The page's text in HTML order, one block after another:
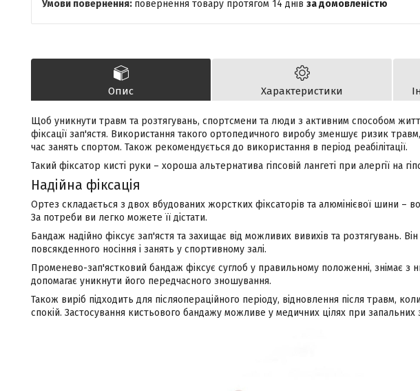
повернення товару протягом 14 днів за домовленістю
Опис Характеристики
Щоб уникнути травм та розтягувань, спортсмени та люди з активним способом
фіксації зап'ястя. Використання такого ортопедичного виробу зменшує ризик
час занять спортом. Також рекомендується до використання в період реабілітації.
Такий фіксатор кисті руки – хороша альтернатива гіпсовій лангеті при алергії на
Надійна фіксація
Ортез складається з двох вбудованих жорстких фіксаторів та алюмінієвої шини –
За потреби ви легко можете її дістати.
Бандаж надійно фіксує зап'ястя та захищає від можливих вивихів та розтягувань.
повсякденного носіння і занять у спортивному залі.
Променево-зап'ястковий бандаж фіксує суглоб у правильному положенні, знімає з
допомагає уникнути його передчасного зношування.
Також виріб підходить для післяопераційного періоду, відновлення після травм,
спокій. Застосування кистьового бандажу можливе у медичних цілях при запальних